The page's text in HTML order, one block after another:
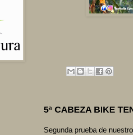
5ª CABEZA BIKE
Segunda prueba de